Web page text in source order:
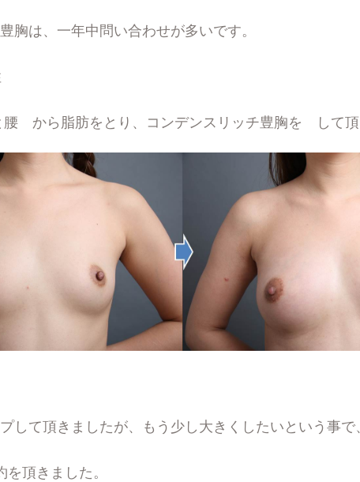
胸は、一年中問い合わせが多いです。
腰 から脂肪をとり、コンデンスリッチ豊胸を して
して頂きましたが、もう少し大きくしたいという事で
頂きました。